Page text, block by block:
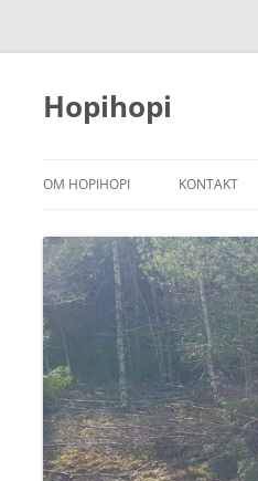
Hoppa
Hopihopi
OM HOPIHOPI KONTAKT